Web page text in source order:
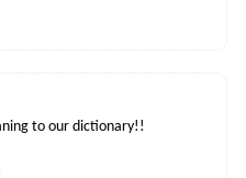
to our dictionary!!